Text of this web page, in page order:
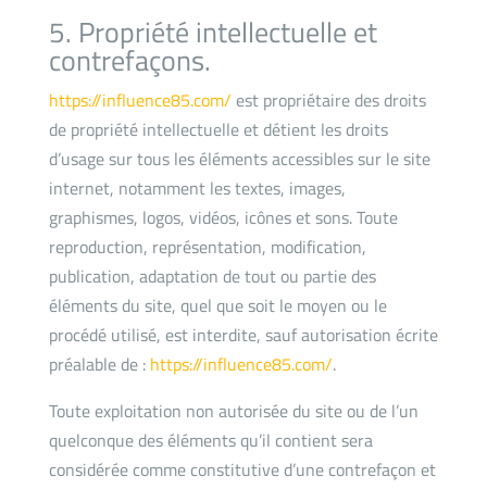
5. Propriété intellectuelle et
contrefaçons.
https://influence85.com/ est propriétaire des droits
de propriété intellectuelle et détient les droits
d’usage sur tous les éléments accessibles sur le site
internet, notamment les textes, images,
graphismes, logos, vidéos, icônes et sons. Toute
reproduction, représentation, modification,
publication, adaptation de tout ou partie des
éléments du site, quel que soit le moyen ou le
procédé utilisé, est interdite, sauf autorisation écrite
préalable de : https://influence85.com/.
Toute exploitation non autorisée du site ou de l’un
quelconque des éléments qu’il contient sera
considérée comme constitutive d’une contrefaçon et